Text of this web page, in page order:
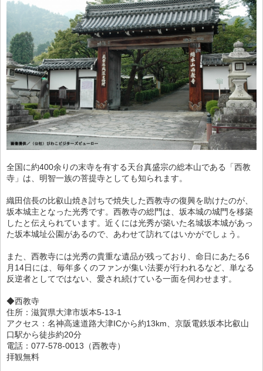
全国に約400余りの末寺を有する天台真盛宗の総本山である「西教
寺」は、明智一族の菩提寺としても知られます。
織田信長の比叡山焼き討ちで焼失した西教寺の復興を助けたのが、
坂本城主となった光秀です。西教寺の総門は、坂本城の城門を移築
したと伝えられています。近くには光秀が築いた名城坂本城があっ
た坂本城址公園があるので、あわせて訪れてはいかがでしょう。
また、西教寺には光秀の貴重な遺品が残っており、命日にあたる6
月14日には、毎年多くのファンが集い法要が行われるなど、単なる
反逆者としてではない、愛され続けている一面を伺わせます。
◆西教寺
住所：滋賀県大津市坂本5-13-1
アクセス：名神高速道路大津ICから約13km、京阪電鉄坂本比叡山
口駅から徒歩約20分
電話：077-578-0013（西教寺）
拝観無料